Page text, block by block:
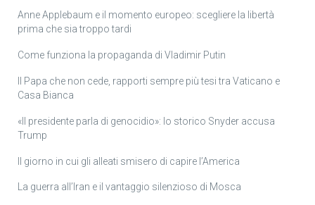
Anne Applebaum e il momento europeo: scegliere la libertà
prima che sia troppo tardi
Come funziona la propaganda di Vladimir Putin
Il Papa che non cede, rapporti sempre più tesi tra Vaticano e
Casa Bianca
«Il presidente parla di genocidio»: lo storico Snyder accusa
Trump
Il giorno in cui gli alleati smisero di capire l’America
La guerra all’Iran e il vantaggio silenzioso di Mosca